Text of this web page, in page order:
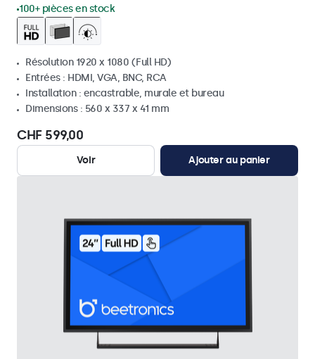
100+ pièces en stock
Résolution 1920 x 1080 (Full HD)
Entrées : HDMI, VGA, BNC, RCA
Installation : encastrable, murale et bureau
Dimensions : 560 x 337 x 41 mm
CHF 599,00
Voir Ajouter au panier